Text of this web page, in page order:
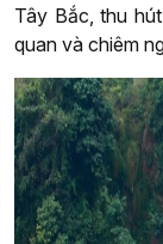
Tây Bắc, thu
quan và chiêm